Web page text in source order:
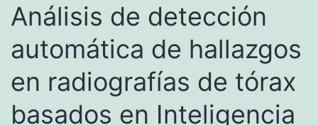
Análisis de detección
automática de hallazgos
en radiografías de tórax
basados en Inteligencia